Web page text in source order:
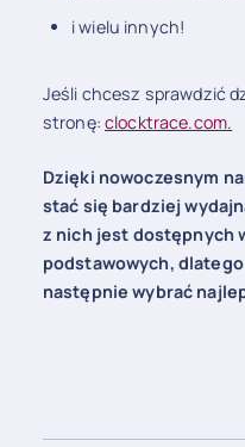
i wielu innych!
Jeśli chcesz sprawdzić
stronę: clocktrace.com.
Dzięki nowoczesnym
stać się bardziej
z nich jest dostępnych
podstawowych,
następnie wybrać